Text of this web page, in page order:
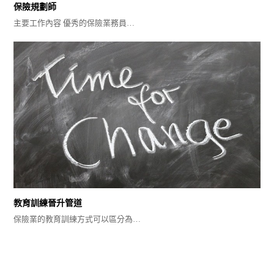
保險規劃師
主要工作內容 優秀的保險業務員…
教育訓練晉升管道
保險業的教育訓練方式可以區分為…